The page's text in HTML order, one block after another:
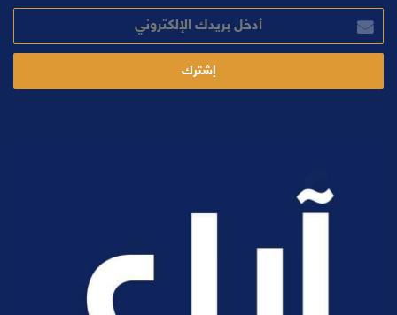
بريدك
الإلكتروني